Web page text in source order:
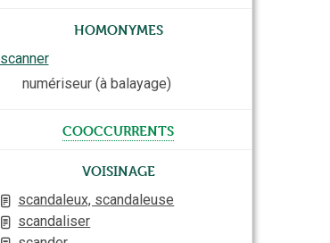
Homonymes
scanner
numériseur (à balayage)
cooccurrents
Voisinage
scandaleux, scandaleuse
scandaliser